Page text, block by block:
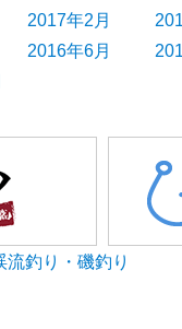
2017年2月
2016年6月